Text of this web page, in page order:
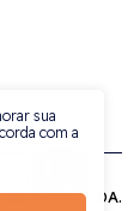
sua
com a
de Joias LTDA.